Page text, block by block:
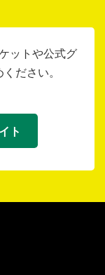
ットや公式グ
ださい。
ト